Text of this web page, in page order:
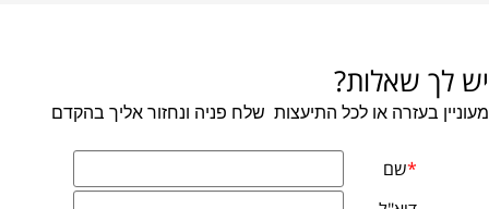
יש לך שאלות?
מעוניין בעזרה או לכל התיעצות שלח פניה ונחזור אליך בהקדם